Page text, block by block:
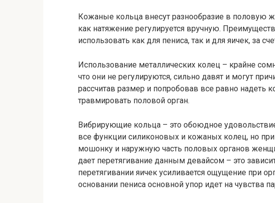
Кожаные кольца внесут разнообразие в половую
как натяжение регулируется вручную.
использовать как для пениса, так и для яичек, за
Использование металлических колец – крайне
что они не регулируются, сильно давят и могут
рассчитав размер и попробовав все равно надеть
травмировать половой орган.
Вибрирующие кольца – это обоюдное
все функции силиконовых и кожаных колец, но
мошонку и наружную часть половых органов
дает перетягивание данным девайсом – это
перетягивании яичек усиливается ощущение при
основании пениса основной упор идет на чувства